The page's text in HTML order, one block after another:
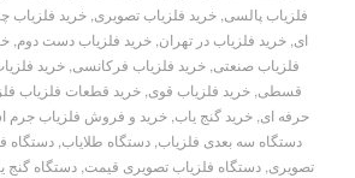
فلزیاب پالسی, خرید فلزیاب تصویری, خرید فلزیاب
ای, خرید فلزیاب در تهران, خرید فلزیاب دست دوم,
فلزیاب صنعتی, خرید فلزیاب فرکانسی, خرید
قسطی, خرید فلزیاب قوی, خرید قطعات فلزیاب
حرفه ای,خرید گنج یاب,خرید و فروش فلزیاب جرم
دستگاه سه بعدی فلزیاب, دستگاه طلایاب, دستگاه
تصویری,دستگاه فلزیاب تصویری قیمت,دستگاه گنج